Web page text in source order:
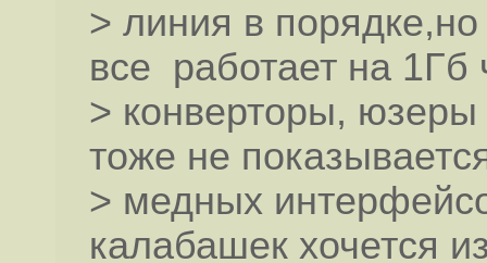
> линия в
все работает на 1Гб
> конверторы, юзеры
тоже не
> медных
калабашек хочется